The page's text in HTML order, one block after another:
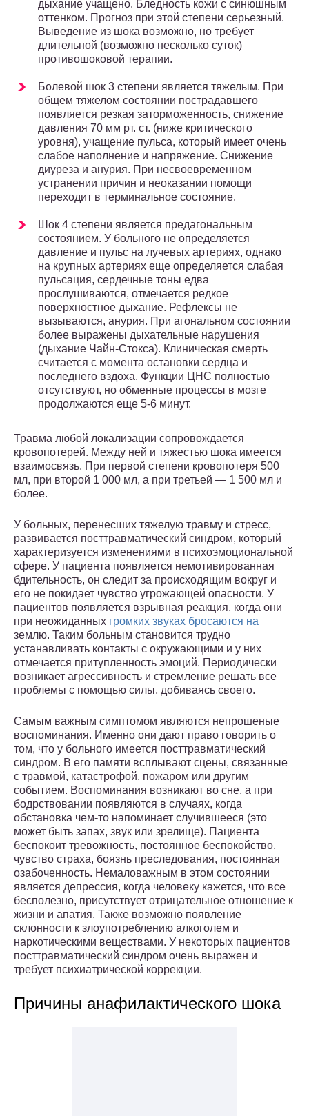
дыхание учащено. Бледность кожи с синюшным
оттенком. Прогноз при этой степени серьезный.
Выведение из шока возможно, но требует
длительной (возможно несколько суток)
противошоковой терапии.
Болевой шок 3 степени является тяжелым. При
общем тяжелом состоянии пострадавшего
появляется резкая заторможенность, снижение
давления 70 мм рт. ст. (ниже критического
уровня), учащение пульса, который имеет очень
слабое наполнение и напряжение. Снижение
диуреза и анурия. При несвоевременном
устранении причин и неоказании помощи
переходит в терминальное состояние.
Шок 4 степени является предагональным
состоянием. У больного не определяется
давление и пульс на лучевых артериях, однако
на крупных артериях еще определяется слабая
пульсация, сердечные тоны едва
прослушиваются, отмечается редкое
поверхностное дыхание. Рефлексы не
вызываются, анурия. При агональном состоянии
более выражены дыхательные нарушения
(дыхание Чайн-Стокса). Клиническая смерть
считается с момента остановки сердца и
последнего вздоха. Функции ЦНС полностью
отсутствуют, но обменные процессы в мозге
продолжаются еще 5-6 минут.
Травма любой локализации сопровождается
кровопотерей. Между ней и тяжестью шока имеется
взаимосвязь. При первой степени кровопотеря 500
мл, при второй 1 000 мл, а при третьей — 1 500 мл и
более.
У больных, перенесших тяжелую травму и стресс,
развивается посттравматический синдром, который
характеризуется изменениями в психоэмоциональной
сфере. У пациента появляется немотивированная
бдительность, он следит за происходящим вокруг и
его не покидает чувство угрожающей опасности. У
пациентов появляется взрывная реакция, когда они
при неожиданных громких звуках бросаются на
землю. Таким больным становится трудно
устанавливать контакты с окружающими и у них
отмечается притупленность эмоций. Периодически
возникает агрессивность и стремление решать все
проблемы с помощью силы, добиваясь своего.
Самым важным симптомом являются непрошеные
воспоминания. Именно они дают право говорить о
том, что у больного имеется посттравматический
синдром. В его памяти всплывают сцены, связанные
с травмой, катастрофой, пожаром или другим
событием. Воспоминания возникают во сне, а при
бодрствовании появляются в случаях, когда
обстановка чем-то напоминает случившееся (это
может быть запах, звук или зрелище). Пациента
беспокоит тревожность, постоянное беспокойство,
чувство страха, боязнь преследования, постоянная
озабоченность. Немаловажным в этом состоянии
является депрессия, когда человеку кажется, что все
бесполезно, присутствует отрицательное отношение к
жизни и апатия. Также возможно появление
склонности к злоупотреблению алкоголем и
наркотическими веществами. У некоторых пациентов
посттравматический синдром очень выражен и
требует психиатрической коррекции.
Причины анафилактического шока